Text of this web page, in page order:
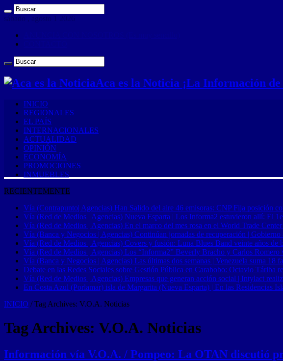
sábado , agosto 1 2026
Aca es la Noticia ¡La Información
INICIO
REGIONALES
EL PAÍS
INTERNACIONALES
ACTUALIDAD
OPINIÓN
ECONOMÍA
PROMOCIONES
INMUEBLES
RECIENTEMENTE
Vía (Contrapunto| Agencias) Han Salido del aire 46 emisoras: CNP Fija posición
Vía (Red de Medios | Agencias) Nueva Esparta | Los Informa2 estuvieron allí: El
Vía (Red de Medios | Agencias) En el marco del mes rosa en el World Trade
Vía (Banca y Negocios | Agencias) Continúan jornadas de recuperación |
Vía (Red de Medios | Agencias) Covers y fusión: Luna Blues Band veinte años de
Vía (Red de Medios | Agencias) Los “Informa2” Beverly Bracho y Carlos
Vía (Banca y Negocios | Agencias) Las últimas dos semanas | Venezuela suma
Debate en las Redes Sociales sobre Gestión Pública en Carabobo: Octavio Táriba
Vía (Red de Medios | Agencias) Empresas que generan acción social | Intylact
En Costa Azul (Porlamar) isla de Margarita (Nueva Esparta) | En las Residencias
INICIO / Tag Archives: V.O.A. Noticias
Tag Archives: V.O.A. Noticias
Información vía V.O.A. / Pompeo: La OTAN discutió